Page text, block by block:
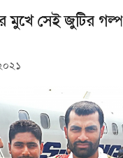
মুখে সেই জুটির গল্প